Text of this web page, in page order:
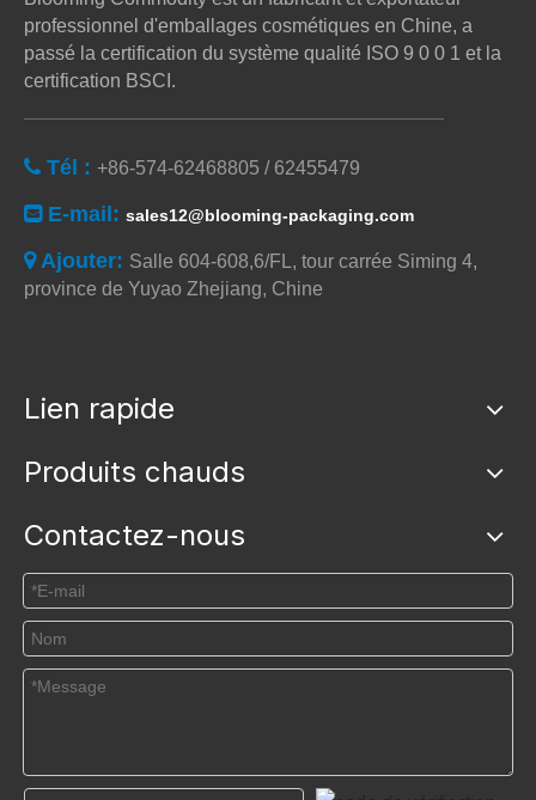
professionnel d'emballages cosmétiques en Chine, a
passé la certification du système qualité ISO 9 0 0 1 et la
certification BSCI.
 Tél : +86-574-62468805 / 62455479
E-mail: sales12@blooming-packaging.com
Ajouter: Salle 604-608,6/FL, tour carrée Siming 4,
province de Yuyao Zhejiang, Chine
Lien rapide
Produits chauds
Contactez-nous